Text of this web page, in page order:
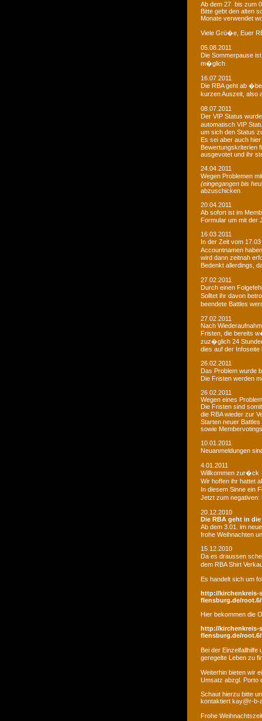
Ab dem 27. bis zum
Bitte gebt den alten
Monate verwendet
Viele Grü�e, Euer
05.08.2011
Die Sommerpause
m�glich.
16.07.2011
Die RBA geht ab
kurzen Auszeit, also
08.07.2011
Der VIP Status
automatisch VIP
um sich den Status
Es sei aber auch
Bewertungskriterien
ausgevotet und ihr
24.04.2011
Wegen Problemen
(eingegangen bis
abzuschicken.
20.04.2011
Ab sofort ist im
Formular um mit der
16.03.2011
In der Zeit vom
Accountnamen
wird dann zeitnah
Bedenkt allerdings,
27.02.2011
Durch einen
Solltet ihr davon
beendete Battles
27.02.2011
Nach
Fristen, die bereits
zuz�glich 24
dies auf der
26.02.2011
Das Problem wurde
Die Fristen werden
26.02.2011
Wegen eines
Die Fristen sind
die RBA wieder zur
Starten neuer Battles
sowie
10.01.2011
Neuanmeldungen
4.01.2011
Willkommen zur�ck
Wir hoffen ihr hattet
In diesem Sinne ein
Jetzt zum negativen:
20.12.2010
Die RBA geht in
Ab dem 3.01. im
frohe Weihnachten
15.12.2010
Da es draussen
dem RBA Shirt
Es handelt sich um
http://kirchenkreis-
flensburg.de/
Hier bekommen die
http://kirchenkreis-
flensburg.de/
Bei der
geregelte Leben zu
Weiterhin bieten wir
Umsatz abzgl. Porto
Schaut hierzu bitte
kontaktiert kay@r-b-
Frohe